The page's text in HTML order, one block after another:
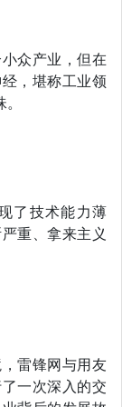
众产业，但在
，堪称工业领
了技术能力薄
重、拿来主义
雷锋网与用友
一次深入的交